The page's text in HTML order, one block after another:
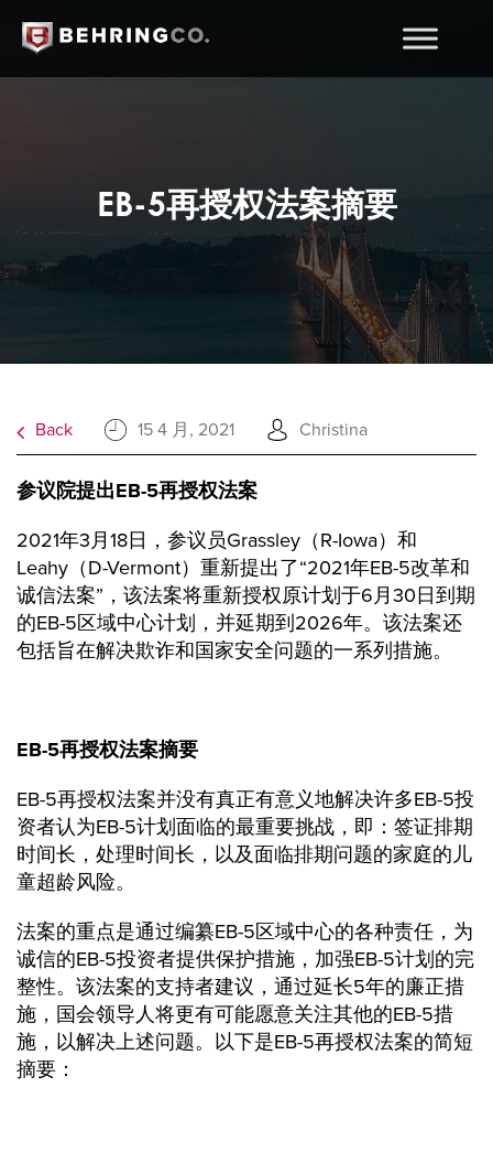
EB-5再授权法案摘要
Back 15 4 月, 2021 Christina
参议院提出EB-5再授权法案
2021年3月18日，参议员Grassley（R-Iowa）和
Leahy（D-Vermont）重新提出了“2021年EB-5改革和
诚信法案”，该法案将重新授权原计划于6月30日到期
的EB-5区域中心计划，并延期到2026年。该法案还
包括旨在解决欺诈和国家安全问题的一系列措施。
EB-5再授权法案摘要
EB-5再授权法案并没有真正有意义地解决许多EB-5投
资者认为EB-5计划面临的最重要挑战，即：签证排期
时间长，处理时间长，以及面临排期问题的家庭的儿
童超龄风险。
法案的重点是通过编纂EB-5区域中心的各种责任，为
诚信的EB-5投资者提供保护措施，加强EB-5计划的完
整性。该法案的支持者建议，通过延长5年的廉正措
施，国会领导人将更有可能愿意关注其他的EB-5措
施，以解决上述问题。以下是EB-5再授权法案的简短
摘要：